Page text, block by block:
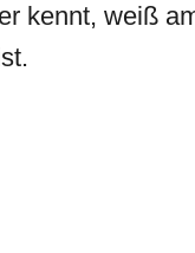
kennt, weiß